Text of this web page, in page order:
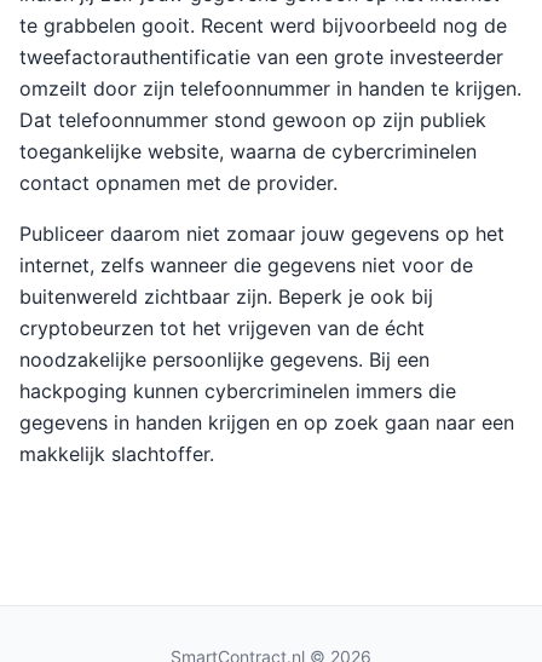
te grabbelen gooit. Recent werd bijvoorbeeld nog de
tweefactorauthentificatie van een grote investeerder
omzeilt door zijn telefoonnummer in handen te krijgen.
Dat telefoonnummer stond gewoon op zijn publiek
toegankelijke website, waarna de cybercriminelen
contact opnamen met de provider.
Publiceer daarom niet zomaar jouw gegevens op het
internet, zelfs wanneer die gegevens niet voor de
buitenwereld zichtbaar zijn. Beperk je ook bij
cryptobeurzen tot het vrijgeven van de écht
noodzakelijke persoonlijke gegevens. Bij een
hackpoging kunnen cybercriminelen immers die
gegevens in handen krijgen en op zoek gaan naar een
makkelijk slachtoffer.
SmartContract.nl © 2026